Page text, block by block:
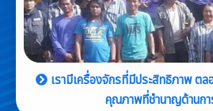
เรามีเครื่องจักรที่มีประสิทธิภาพ ตล
คุณภาพที่ชำนาญด้านก